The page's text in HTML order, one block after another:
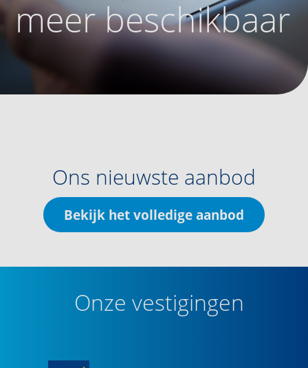
meer beschikbaar
Ons nieuwste aanbod
Bekijk het volledige aanbod
Onze vestigingen